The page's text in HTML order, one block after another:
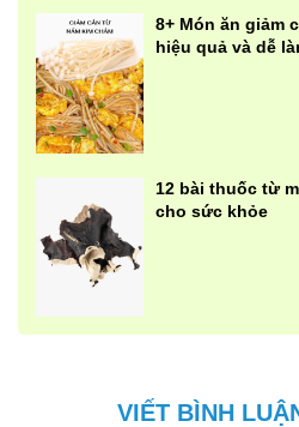
8+ Món ăn giảm
hiệu quả và dễ
12 bài thuốc từ
cho sức khỏe
VIẾT BÌNH